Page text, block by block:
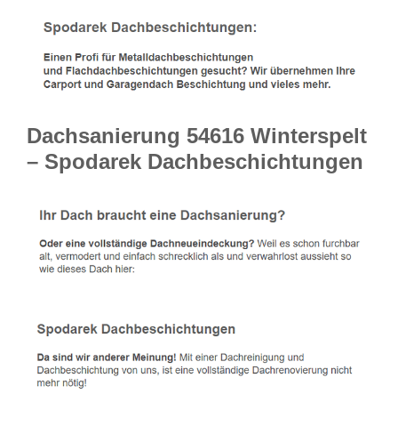
Dachsanierung 54616 Winterspelt
– Spodarek Dachbeschichtungen